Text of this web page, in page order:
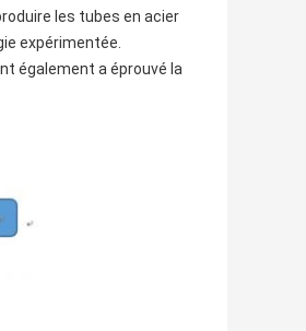
les tubes en acier
expérimentée.
également a éprouvé la